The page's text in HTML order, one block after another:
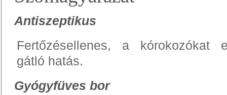
Antiszeptikus
Fertőzésellenes, a kórokozókat
gátló hatás.
Gyógyfüves bor